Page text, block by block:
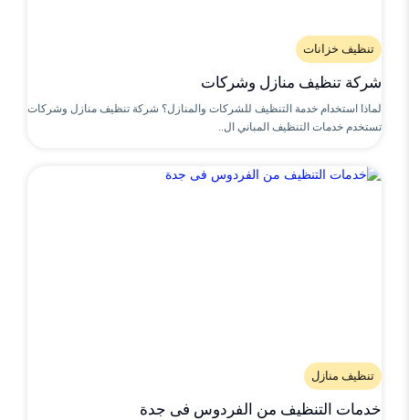
تنظيف خزانات
شركة تنظيف منازل وشركات
لماذا استخدام خدمة التنظيف للشركات والمنازل؟ شركة تنظيف منازل وشركات
تستخدم خدمات التنظيف المباني ال..
تنظيف منازل
خدمات التنظيف من الفردوس فى جدة